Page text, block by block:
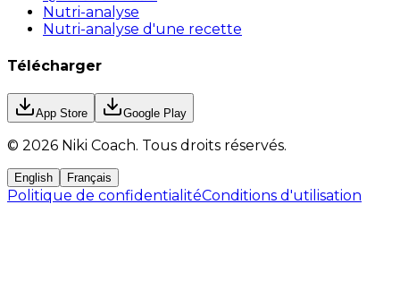
Nutri-analyse
Nutri-analyse d'une recette
Télécharger
App Store Google Play
© 2026 Niki Coach. Tous droits réservés.
English Français
Politique de confidentialitéConditions d'utilisation